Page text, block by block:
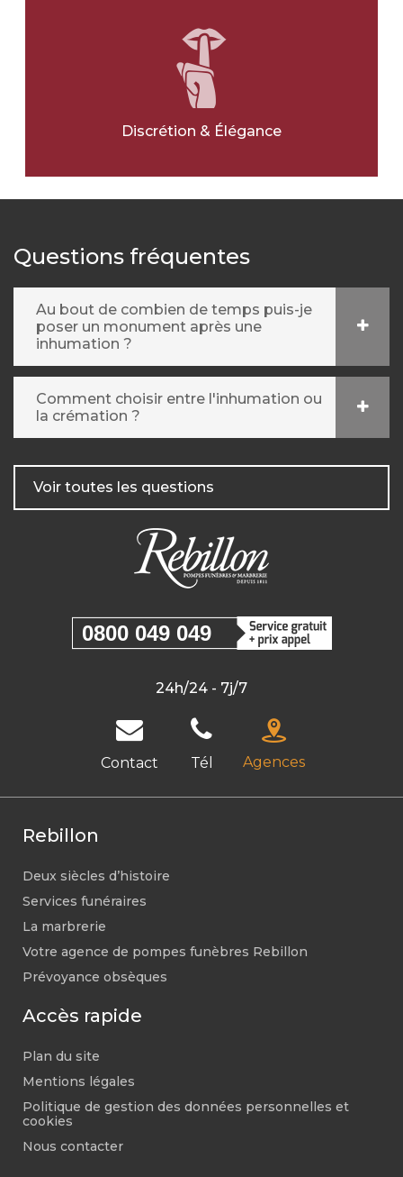
Discrétion & Élégance
Questions fréquentes
Au bout de combien de temps puis-je
poser un monument après une
inhumation ?
Comment choisir entre l'inhumation ou
la crémation ?
Voir toutes les questions
0800 049 049
24h/24 - 7j/7
Contact Tél Agences
Rebillon
Deux siècles d’histoire
Services funéraires
La marbrerie
Votre agence de pompes funèbres Rebillon
Prévoyance obsèques
Accès rapide
Plan du site
Mentions légales
Politique de gestion des données personnelles et
cookies
Nous contacter